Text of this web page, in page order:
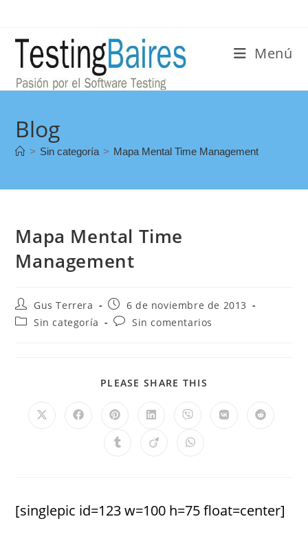
Menú
Blog
> Sin categoría > Mapa Mental Time Management
Mapa Mental Time
Management
Gus Terrera
6 de noviembre de 2013
Sin categoría
Sin comentarios
PLEASE SHARE THIS
[singlepic id=123 w=100 h=75 float=center]